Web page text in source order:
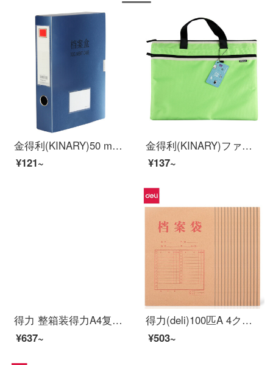
金得利(KINARY)50 mmビジネス金属色A 4ファイルケース厚い資料箱プラスチック財務証明書収納ケース2寸の党建築資料箱F 8126青色
¥121~
金得利(KINARY)ファッション的な事務袋の男性は簡単なブリーフケースのブリーフケースの実用的なビジネスバッグの緑色のバッグを持ってDC 1900を詰めます。
¥137~
得力 整箱装得力A4复印纸打印白纸70g纸a4纸500张 a4打印用纸80gオフィス用纸a4草稿纸学生 佳宣 4包70g 2000张
¥637~
得力(deli)100匹A 4クラフト紙の袋175 g側の幅4 cmの入札書契約書類の資料袋27048
¥503~